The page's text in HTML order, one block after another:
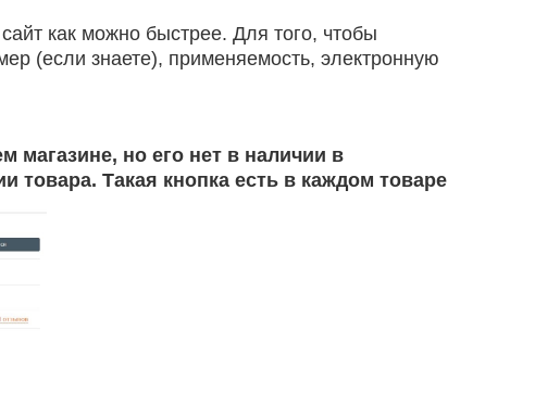
как можно быстрее. Для того, чтобы
(если знаете), применяемость, электронную
магазине, но его нет в наличии в
товара. Такая кнопка есть в каждом товаре